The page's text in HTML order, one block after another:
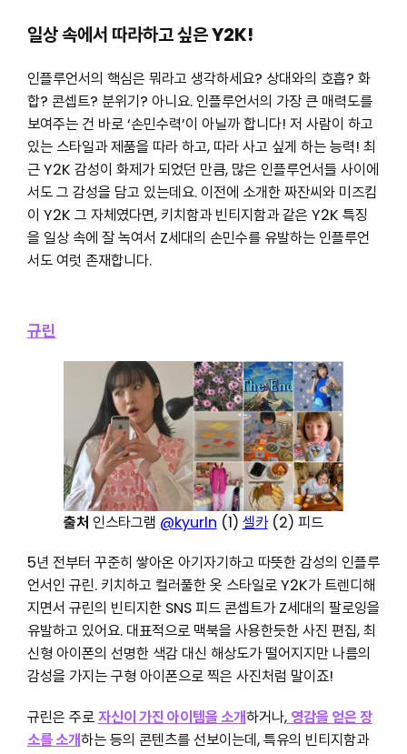
일상 속에서 따라하고 싶은 Y2K!
인플루언서의 핵심은 뭐라고 생각하세요? 상대와의 호흡? 화
합? 콘셉트? 분위기? 아니요. 인플루언서의 가장 큰 매력도를
보여주는 건 바로 ‘손민수력’이 아닐까 합니다! 저 사람이 하고
있는 스타일과 제품을 따라 하고, 따라 사고 싶게 하는 능력! 최
근 Y2K 감성이 화제가 되었던 만큼, 많은 인플루언서들 사이에
서도 그 감성을 담고 있는데요. 이전에 소개한 짜잔씨와 미즈킴
이 Y2K 그 자체였다면, 키치함과 빈티지함과 같은 Y2K 특징
을 일상 속에 잘 녹여서 Z세대의 손민수를 유발하는 인플루언
서도 여럿 존재합니다.
규린
출처 인스타그램 @kyurln (1) 셀카(2) 피드
5년 전부터 꾸준히 쌓아온 아기자기하고 따뜻한 감성의 인플루
언서인 규린. 키치하고 컬러풀한 옷 스타일로 Y2K가 트렌디해
지면서 규린의 빈티지한 SNS 피드 콘셉트가 Z세대의 팔로잉을
유발하고 있어요. 대표적으로 맥북을 사용한듯한 사진 편집, 최
신형 아이폰의 선명한 색감 대신 해상도가 떨어지지만 나름의
감성을 가지는 구형 아이폰으로 찍은 사진처럼 말이죠!
규린은 주로자신이 가진 아이템을 소개하거나, 영감을 얻은 장
소를 소개하는 등의 콘텐츠를 선보이는데, 특유의 빈티지함과